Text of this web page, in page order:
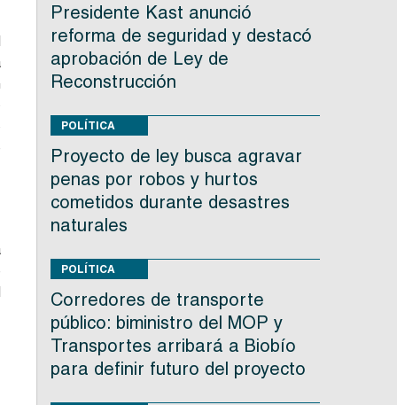
Presidente Kast anunció
reforma de seguridad y destacó
aprobación de Ley de
Reconstrucción
POLÍTICA
Proyecto de ley busca agravar
penas por robos y hurtos
cometidos durante desastres
naturales
POLÍTICA
Corredores de transporte
público: biministro del MOP y
Transportes arribará a Biobío
para definir futuro del proyecto